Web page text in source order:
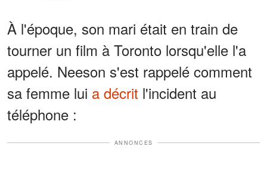
À l'époque, son mari était en train de
tourner un film à Toronto lorsqu'elle l'a
appelé. Neeson s'est rappelé comment
sa femme lui a décrit l'incident au
téléphone :
ANNONCES